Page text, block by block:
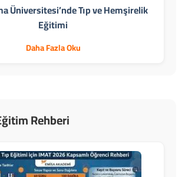
Üniversitesi’nde Tıp ve Hemşirelik
Eğitimi
Daha Fazla Oku
Rehberi